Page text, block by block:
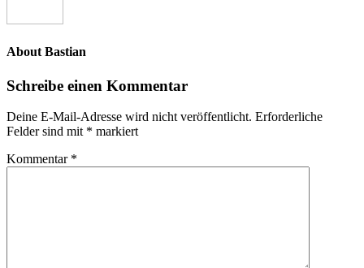
About Bastian
Schreibe einen Kommentar
Deine E-Mail-Adresse wird nicht veröffentlicht. Erforderliche
Felder sind mit * markiert
Kommentar *